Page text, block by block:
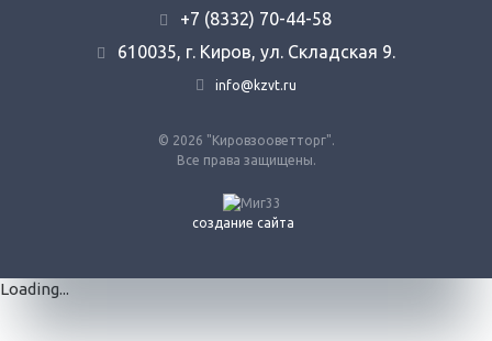
© 2026 "Кировзооветторг".
Все права защищены.
создание сайта
+7 (8332) 70-44-58
610035, г. Киров, ул. Складская 9.
info@kzvt.ru
Loading...